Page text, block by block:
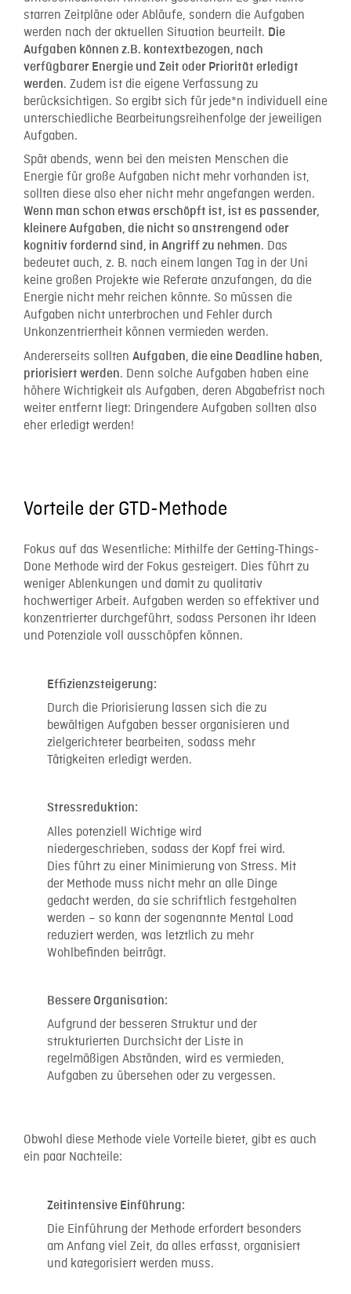
starren Zeitpläne oder Abläufe, sondern die Aufgaben
werden nach der aktuellen Situation beurteilt. Die
Aufgaben können z.B. kontextbezogen, nach
verfügbarer Energie und Zeit oder Priorität erledigt
werden. Zudem ist die eigene Verfassung zu
berücksichtigen. So ergibt sich für jede*n individuell eine
unterschiedliche Bearbeitungsreihenfolge der jeweiligen
Aufgaben.
Spät abends, wenn bei den meisten Menschen die
Energie für große Aufgaben nicht mehr vorhanden ist,
sollten diese also eher nicht mehr angefangen werden.
Wenn man schon etwas erschöpft ist, ist es passender,
kleinere Aufgaben, die nicht so anstrengend oder
kognitiv fordernd sind, in Angriff zu nehmen. Das
bedeutet auch, z. B. nach einem langen Tag in der Uni
keine großen Projekte wie Referate anzufangen, da die
Energie nicht mehr reichen könnte. So müssen die
Aufgaben nicht unterbrochen und Fehler durch
Unkonzentriertheit können vermieden werden.
Andererseits sollten Aufgaben, die eine Deadline haben,
priorisiert werden. Denn solche Aufgaben haben eine
höhere Wichtigkeit als Aufgaben, deren Abgabefrist noch
weiter entfernt liegt: Dringendere Aufgaben sollten also
eher erledigt werden!
Vorteile der GTD-Methode
Fokus auf das Wesentliche: Mithilfe der Getting-Things-
Done Methode wird der Fokus gesteigert. Dies führt zu
weniger Ablenkungen und damit zu qualitativ
hochwertiger Arbeit. Aufgaben werden so effektiver und
konzentrierter durchgeführt, sodass Personen ihr Ideen
und Potenziale voll ausschöpfen können.
Effizienzsteigerung:
Durch die Priorisierung lassen sich die zu
bewältigen Aufgaben besser organisieren und
zielgerichteter bearbeiten, sodass mehr
Tätigkeiten erledigt werden.
Stressreduktion:
Alles potenziell Wichtige wird
niedergeschrieben, sodass der Kopf frei wird.
Dies führt zu einer Minimierung von Stress. Mit
der Methode muss nicht mehr an alle Dinge
gedacht werden, da sie schriftlich festgehalten
werden – so kann der sogenannte Mental Load
reduziert werden, was letztlich zu mehr
Wohlbefinden beiträgt.
Bessere Organisation:
Aufgrund der besseren Struktur und der
strukturierten Durchsicht der Liste in
regelmäßigen Abständen, wird es vermieden,
Aufgaben zu übersehen oder zu vergessen.
Obwohl diese Methode viele Vorteile bietet, gibt es auch
ein paar Nachteile:
Zeitintensive Einführung:
Die Einführung der Methode erfordert besonders
am Anfang viel Zeit, da alles erfasst, organisiert
und kategorisiert werden muss.